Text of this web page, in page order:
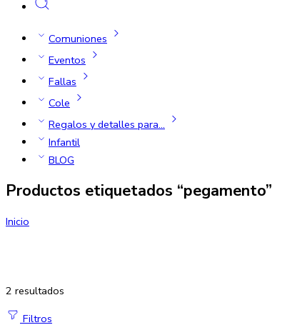
Comuniones
Eventos
Fallas
Cole
Regalos y detalles para…
Infantil
BLOG
Productos etiquetados “pegamento”
Inicio
2 resultados
Filtros